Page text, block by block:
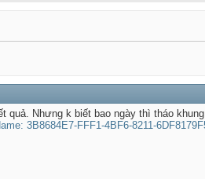
quả. Nhưng k biết bao ngày thì tháo